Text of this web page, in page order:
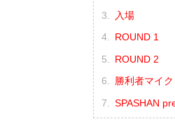
入場
ROUND 1
ROUND 2
勝利者マイク
SPASHAN